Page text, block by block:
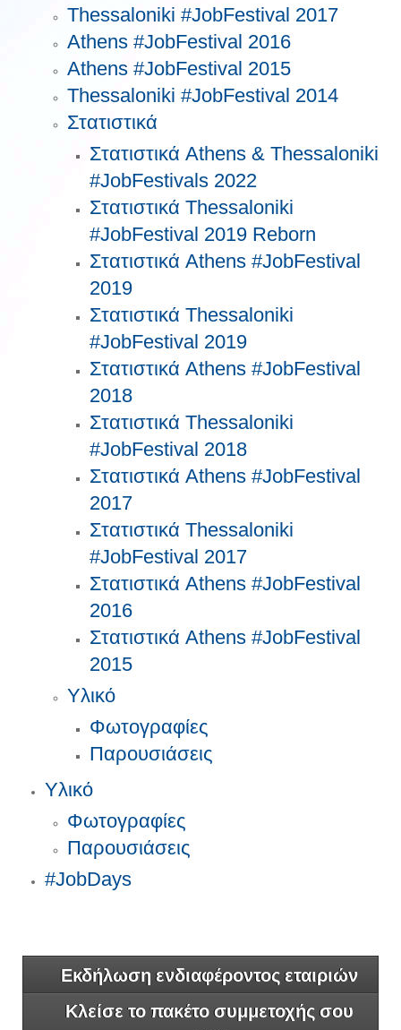
Τhessaloniki #JobFestival 2017
Athens #JobFestival 2016
Athens #JobFestival 2015
Thessaloniki #JobFestival 2014
Στατιστικά
Στατιστικά Athens & Thessaloniki
#JobFestivals 2022
Στατιστικά Thessaloniki
#JobFestival 2019 Reborn
Στατιστικά Athens #JobFestival
2019
Στατιστικά Thessaloniki
#JobFestival 2019
Στατιστικά Athens #JobFestival
2018
Στατιστικά Thessaloniki
#JobFestival 2018
Στατιστικά Athens #JobFestival
2017
Στατιστικά Thessaloniki
#JobFestival 2017
Στατιστικά Athens #JobFestival
2016
Στατιστικά Athens #JobFestival
2015
Υλικό
Φωτογραφίες
Παρουσιάσεις
Υλικό
Φωτογραφίες
Παρουσιάσεις
#JobDays
Εκδήλωση ενδιαφέροντος εταιριών
Κλείσε το πακέτο συμμετοχής σου